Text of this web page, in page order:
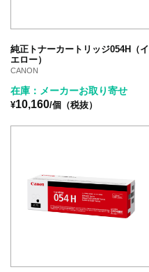
純正トナーカートリッジ054H（イ
エロー）
CANON
在庫：メーカーお取り寄せ
¥10,160/個（税抜）